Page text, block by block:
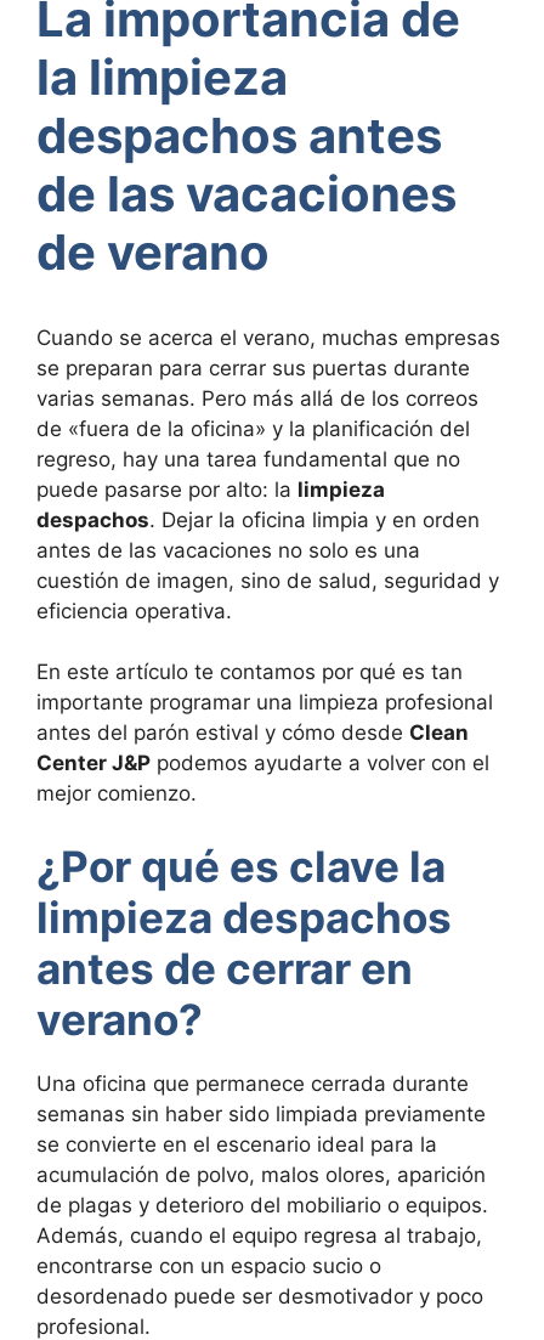
La importancia de
la limpieza
despachos antes
de las vacaciones
de verano
Cuando se acerca el verano, muchas empresas
se preparan para cerrar sus puertas durante
varias semanas. Pero más allá de los correos
de «fuera de la oficina» y la planificación del
regreso, hay una tarea fundamental que no
puede pasarse por alto: la limpieza
despachos. Dejar la oficina limpia y en orden
antes de las vacaciones no solo es una
cuestión de imagen, sino de salud, seguridad y
eficiencia operativa.
En este artículo te contamos por qué es tan
importante programar una limpieza profesional
antes del parón estival y cómo desde Clean
Center J&P podemos ayudarte a volver con el
mejor comienzo.
¿Por qué es clave la
limpieza despachos
antes de cerrar en
verano?
Una oficina que permanece cerrada durante
semanas sin haber sido limpiada previamente
se convierte en el escenario ideal para la
acumulación de polvo, malos olores, aparición
de plagas y deterioro del mobiliario o equipos.
Además, cuando el equipo regresa al trabajo,
encontrarse con un espacio sucio o
desordenado puede ser desmotivador y poco
profesional.